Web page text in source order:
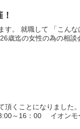
「思ってい
した。 どうぞよろしくお願い致しま